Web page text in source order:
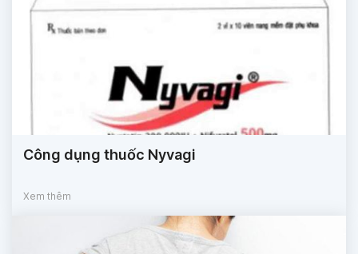
Công dụng thuốc Nyvagi
Xem thêm